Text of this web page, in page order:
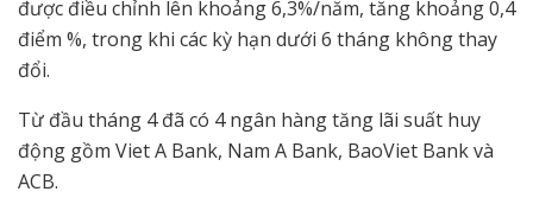
được điều chỉnh lên khoảng 6,3%/năm, tăng khoảng 0,4
điểm %, trong khi các kỳ hạn dưới 6 tháng không thay
đổi.
Từ đầu tháng 4 đã có 4 ngân hàng tăng lãi suất huy
động gồm Viet A Bank, Nam A Bank, BaoViet Bank và
ACB.